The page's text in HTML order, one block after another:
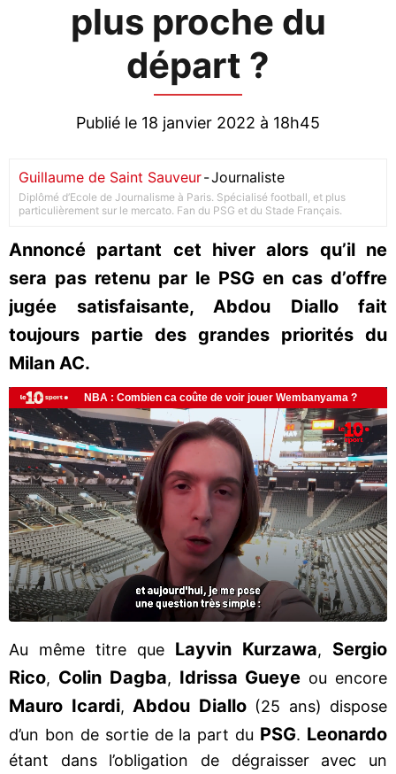
plus proche du
départ ?
Publié le 18 janvier 2022 à 18h45
Guillaume de Saint Sauveur-Journaliste
Diplômé d’Ecole de Journalisme à Paris. Spécialisé football, et plus
particulièrement sur le mercato. Fan du PSG et du Stade Français.
Annoncé partant cet hiver alors qu’il ne
sera pas retenu par le PSG en cas d’offre
jugée satisfaisante, Abdou Diallo fait
toujours partie des grandes priorités du
Milan AC.
Au même titre que Layvin Kurzawa,
Sergio
Rico, Colin Dagba, Idrissa Gueye ou encore
Mauro Icardi, Abdou Diallo(25 ans) dispose
d’un bon de sortie de la part du PSG. Leonardo
étant dans l’obligation de dégraisser avec un